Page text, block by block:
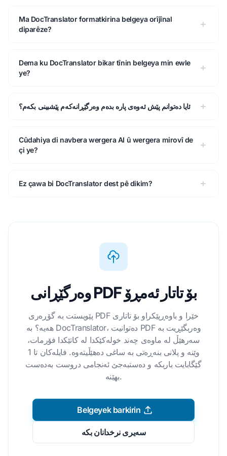
Ma DocTranslator formatkirina belgeya orîjînal
diparêze?
Dema ku DocTranslator bikar tînin belgeya min ewle
ye?
ئایا دەتوانم پێش ئەوەی پارە بدەم وەرگێڕانەکەم پێشبینی بکەم؟
Cûdahiya di navbera wergera AI û wergera mirovî de
çi ye?
Ez çawa bi DocTranslator dest pê dikim?
وەرگێڕانی PDF بۆ تاتار ئەمڕۆ
پێویستت بە گۆڕەری PDF خێرا و باوەڕپێکراو بۆ تاتاری
هەیە؟ بە DocTranslator، دەتوانیت PDF وەربگێڕیت بە
سەرهێڵ لە ماوەی چەند خولەکێکدا لە کاتێکدا فۆرمات،
وێنە و پلانی بنەڕەتی بە ساغی دەهێڵیتەوە. فایلەکان تا 1
گێگابایت باربکە و دەستبەجێ ئەنجامی دروست بەدەست
بهێنە.
Belgeyek barkirin
سەیری نرخدانان بکە